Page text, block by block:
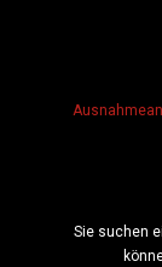
Sie suchen